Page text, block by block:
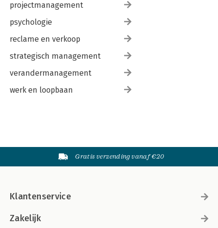
projectmanagement
psychologie
reclame en verkoop
strategisch management
verandermanagement
werk en loopbaan
Gratis verzending vanaf €20
Klantenservice
Zakelijk